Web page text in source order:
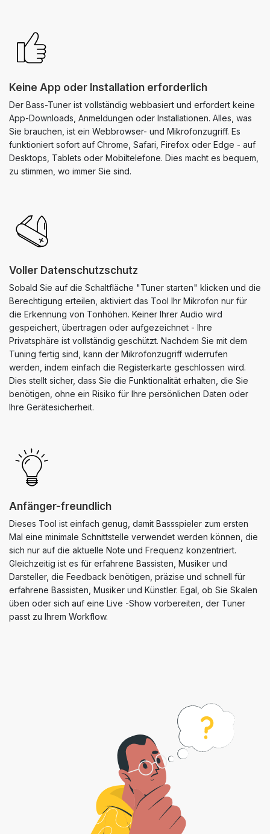
Keine App oder Installation erforderlich
Der Bass-Tuner ist vollständig webbasiert und erfordert keine
App-Downloads, Anmeldungen oder Installationen. Alles, was
Sie brauchen, ist ein Webbrowser- und Mikrofonzugriff. Es
funktioniert sofort auf Chrome, Safari, Firefox oder Edge - auf
Desktops, Tablets oder Mobiltelefone. Dies macht es bequem,
zu stimmen, wo immer Sie sind.
Voller Datenschutzschutz
Sobald Sie auf die Schaltfläche "Tuner starten" klicken und die
Berechtigung erteilen, aktiviert das Tool Ihr Mikrofon nur für
die Erkennung von Tonhöhen. Keiner Ihrer Audio wird
gespeichert, übertragen oder aufgezeichnet - Ihre
Privatsphäre ist vollständig geschützt. Nachdem Sie mit dem
Tuning fertig sind, kann der Mikrofonzugriff widerrufen
werden, indem einfach die Registerkarte geschlossen wird.
Dies stellt sicher, dass Sie die Funktionalität erhalten, die Sie
benötigen, ohne ein Risiko für Ihre persönlichen Daten oder
Ihre Gerätesicherheit.
Anfänger-freundlich
Dieses Tool ist einfach genug, damit Bassspieler zum ersten
Mal eine minimale Schnittstelle verwendet werden können, die
sich nur auf die aktuelle Note und Frequenz konzentriert.
Gleichzeitig ist es für erfahrene Bassisten, Musiker und
Darsteller, die Feedback benötigen, präzise und schnell für
erfahrene Bassisten, Musiker und Künstler. Egal, ob Sie Skalen
üben oder sich auf eine Live -Show vorbereiten, der Tuner
passt zu Ihrem Workflow.